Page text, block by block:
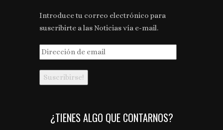
Introduce tu correo electrónico para
suscribirte a las Noticias vía e-mail.
Dirección
de
email
¿TIENES ALGO QUE CONTARNOS?